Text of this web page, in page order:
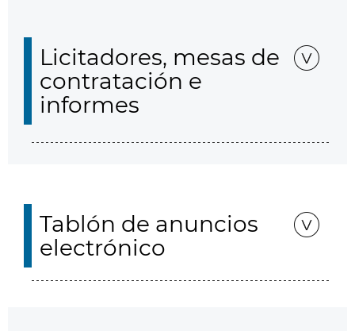
Licitadores, mesas de
contratación e
informes
Tablón de anuncios
electrónico